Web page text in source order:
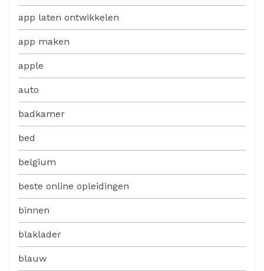
app laten ontwikkelen
app maken
apple
auto
badkamer
bed
belgium
beste online opleidingen
binnen
blaklader
blauw